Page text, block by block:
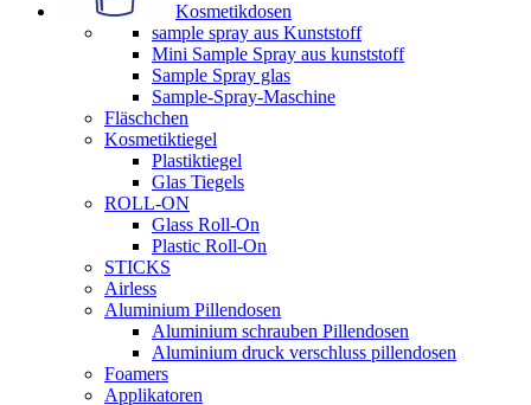
Kosmetikdosen
sample spray aus Kunststoff
Mini Sample Spray aus kunststoff
Sample Spray glas
Sample-Spray-Maschine
Fläschchen
Kosmetiktiegel
Plastiktiegel
Glas Tiegels
ROLL-ON
Glass Roll-On
Plastic Roll-On
STICKS
Airless
Aluminium Pillendosen
Aluminium schrauben Pillendosen
Aluminium druck verschluss pillendosen
Foamers
Applikatoren